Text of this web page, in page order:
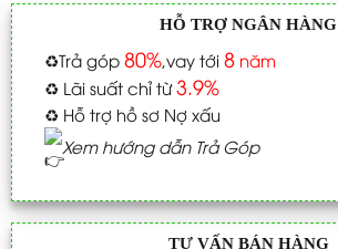
HỖ TRỢ NGÂN HÀNG
♻️Trả góp 80%,vay tới 8năm
♻️ Lãi suất chỉ từ3.9%
♻️ Hỗ trợ hồ sơ Nợ xấu
Xem hướng dẫn Trả Góp
TƯ VẤN BÁN HÀNG